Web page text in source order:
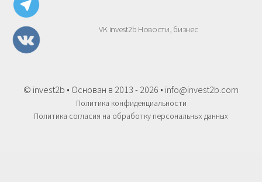
VK invest2b Новости, бизнес
© invest2b • Основан в 2013 - 2026 • info@invest2b.com
Политика конфиденциальности
Политика согласия на обработку персональных данных